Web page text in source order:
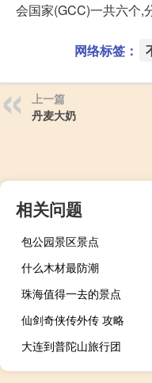
会国家(GCC)一共六个,
网络标签：
上一篇
丹麦大奶
相关问题
包公园景区景点
什么木材最防潮
珠海值得一去的景点
仙剑奇侠传外传 攻略
大连到普陀山旅行团